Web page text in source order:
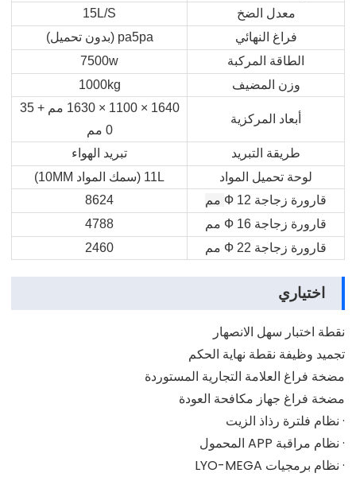
معدل الضخ
15L/S
فراغ النهائي
pa5pa (بدون تحميل)
الطاقة المركبة
7500w
وزن المضيف
1000kg
أبعاد المركزية
1640 × 1100 × 1630 مم + 35
0 مم
طريقة التبريد
تبريد الهواء
لوحة تحميل المواد
11L (سمك المواد 10MM)
قارورة زجاجة Ф 12
مم
8624
قارورة زجاجة Ф 16 مم
4788
قارورة زجاجة Ф 22 مم
2460
اختياري
نقطة اختبار سهل الانصهار
تجميد وظيفة نقطة نهاية الحكم
مضخة فراغ العلامة التجارية المستوردة
مضخة فراغ جهاز مكافحة العودة
· نظام فلترة رذاذ الزيت
· نظام مراقبة APP المحمول
· نظام برمجيات LYO-MEGA